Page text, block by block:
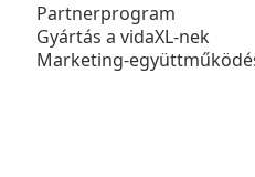
Partnerprogram
Gyártás a vidaXL-nek
Marketing-